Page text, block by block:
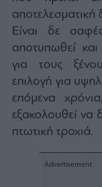
αποτελεσματική
Είναι δε
αποτυπωθεί
για τους
επιλογή για
επόμενα
εξακολουθεί να
πτωτική τροχιά.